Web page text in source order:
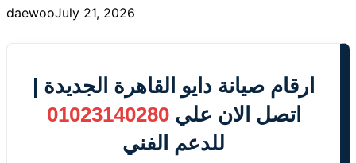
daewooJuly 21, 2026
ارقام صيانة دايو القاهرة الجديدة |
اتصل الان علي01023140280
للدعم الفني